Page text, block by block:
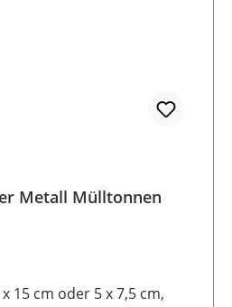
Metall Mülltonnen